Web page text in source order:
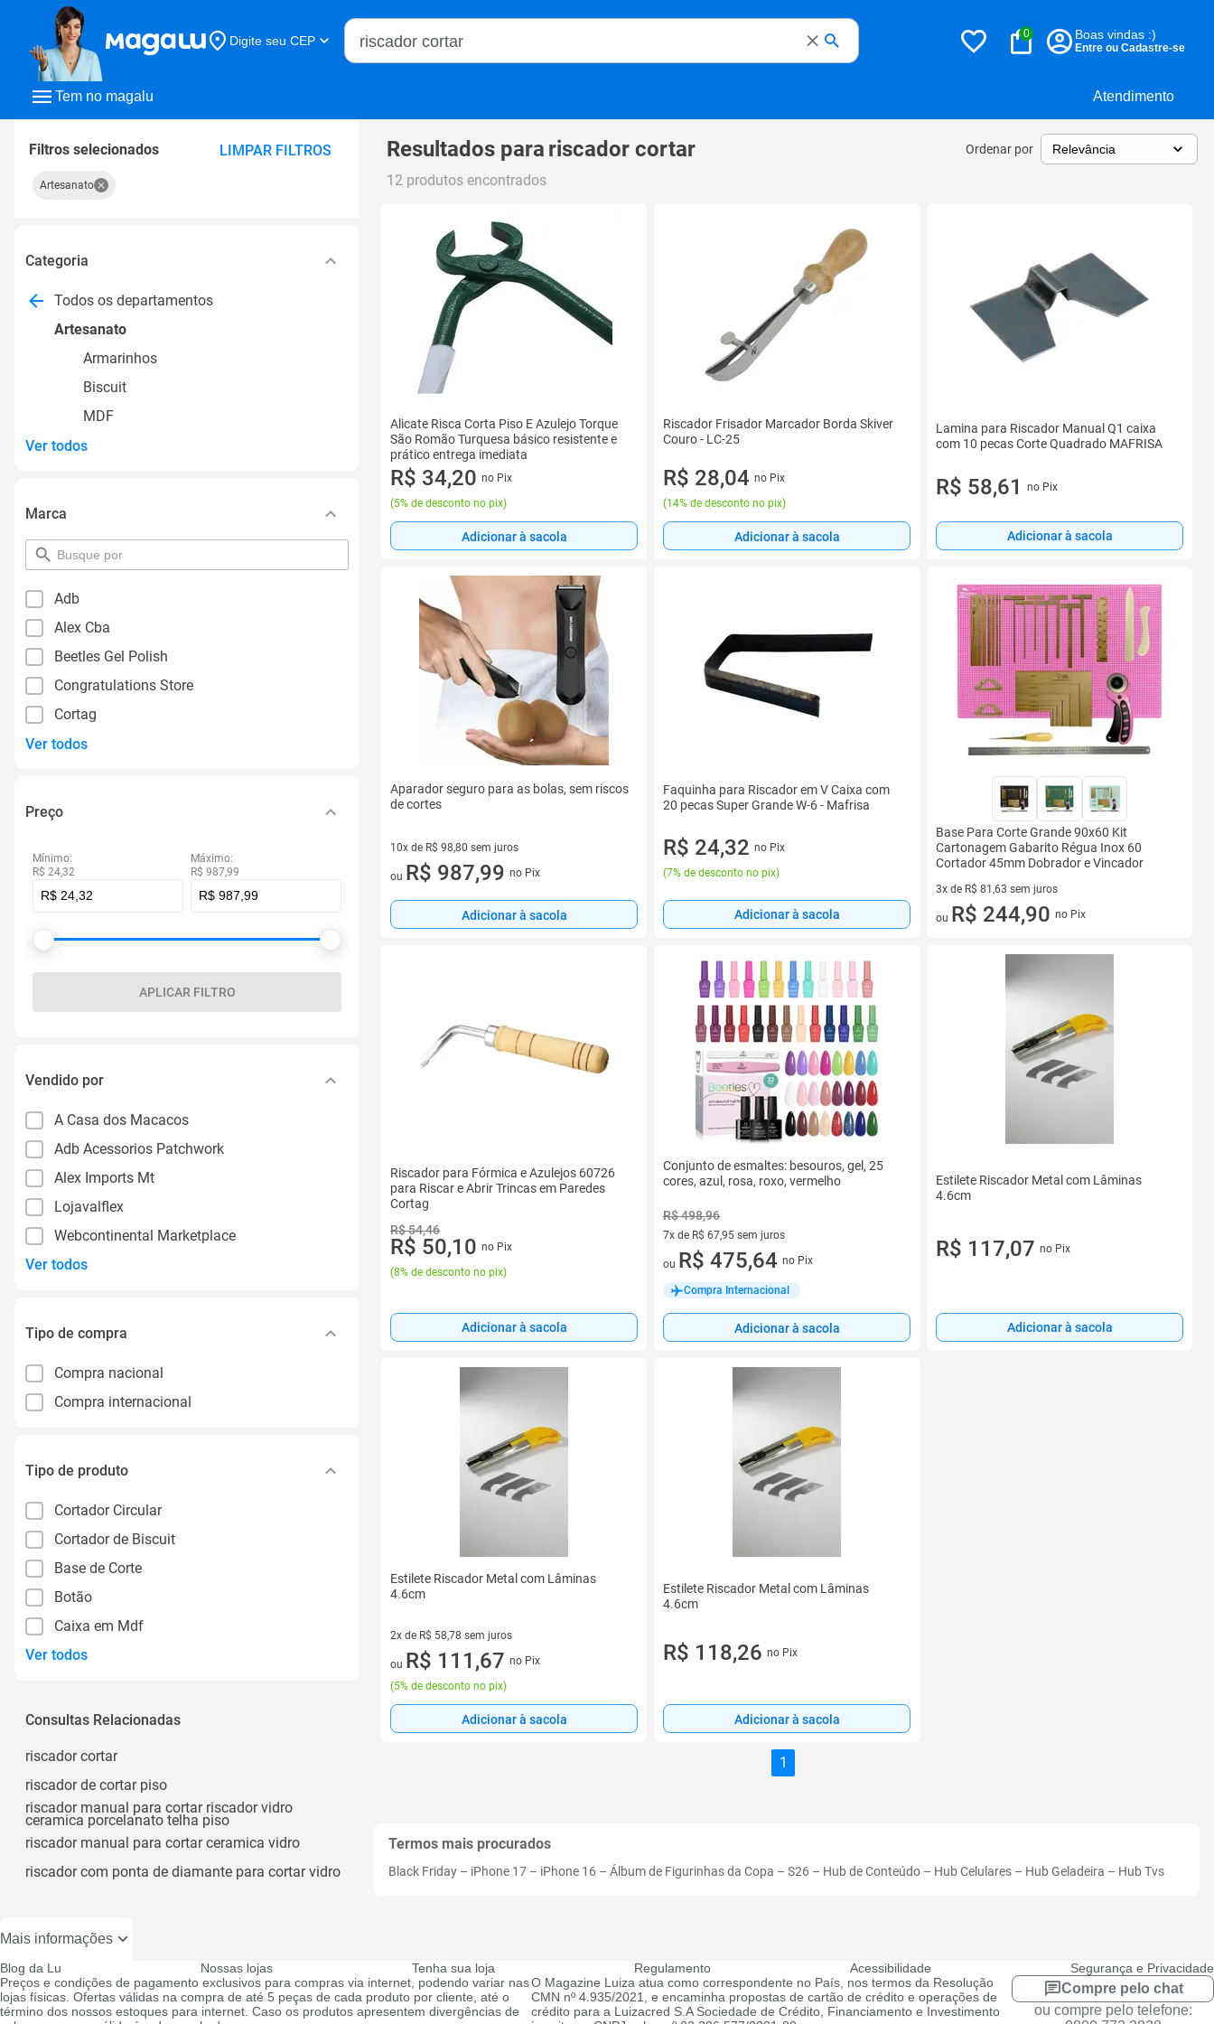
Tem no magalu Atendimento
Digite seu CEP
Buscar no Magalu
0 Boas vindas :)
Entre ou Cadastre-se
Filtros selecionados LIMPAR FILTROS
Artesanato
Categoria
Todos os departamentos
Artesanato
Armarinhos
Biscuit
MDF
Ver todos
Marca
pesquisar
por
Adb
Alex Cba
Beetles Gel Polish
Congratulations Store
Cortag
Ver todos
Preço
Mínimo:
R$ 24,32
Máximo:
R$ 987,99
APLICAR FILTRO
Vendido por
A Casa dos Macacos
Adb Acessorios Patchwork
Alex Imports Mt
Lojavalflex
Webcontinental Marketplace
Ver todos
Tipo de compra
Compra nacional
Compra internacional
Tipo de produto
Cortador Circular
Cortador de Biscuit
Base de Corte
Botão
Caixa em Mdf
Ver todos
Consultas Relacionadas
riscador cortar
riscador de cortar piso
riscador manual para cortar riscador vidro
ceramica porcelanato telha piso
riscador manual para cortar ceramica vidro
riscador com ponta de diamante para cortar vidro
Resultados para riscador cortar Ordenar por
12 produtos encontrados
Alicate Risca Corta Piso E Azulejo Torque
São Romão Turquesa básico resistente e
prático entrega imediata
R$ 34,20 no Pix
(5% de desconto no pix)
Adicionar à sacola
Riscador Frisador Marcador Borda Skiver
Couro - LC-25
R$ 28,04 no Pix
(14% de desconto no pix)
Adicionar à sacola
Lamina para Riscador Manual Q1 caixa
com 10 pecas Corte Quadrado MAFRISA
R$ 58,61 no Pix
Adicionar à sacola
Aparador seguro para as bolas, sem riscos
de cortes
10x de R$ 98,80 sem juros
10 vez de R$ 98,80 sem juros
ou R$ 987,99 no Pix
Adicionar à sacola
Faquinha para Riscador em V Caixa com
20 pecas Super Grande W-6 - Mafrisa
R$ 24,32 no Pix
(7% de desconto no pix)
Adicionar à sacola
Base Para Corte Grande 90x60 Kit
Cartonagem Gabarito Régua Inox 60
Cortador 45mm Dobrador e Vincador
3x de R$ 81,63 sem juros
3 vez de R$ 81,63 sem juros
ou R$ 244,90 no Pix
Riscador para Fórmica e Azulejos 60726
para Riscar e Abrir Trincas em Paredes
Cortag
R$ 54,46
R$ 50,10 no Pix
(8% de desconto no pix)
Adicionar à sacola
Conjunto de esmaltes: besouros, gel, 25
cores, azul, rosa, roxo, vermelho
R$ 498,96
7x de R$ 67,95 sem juros
7 vez de R$ 67,95 sem juros
ou R$ 475,64 no Pix
Compra Internacional
Adicionar à sacola
Estilete Riscador Metal com Lâminas
4.6cm
R$ 117,07 no Pix
Adicionar à sacola
Estilete Riscador Metal com Lâminas
4.6cm
2x de R$ 58,78 sem juros
2 vez de R$ 58,78 sem juros
ou R$ 111,67 no Pix
(5% de desconto no pix)
Adicionar à sacola
Estilete Riscador Metal com Lâminas
4.6cm
R$ 118,26 no Pix
Adicionar à sacola
1
Termos mais procurados
Black Friday – iPhone 17 – iPhone 16 – Álbum de Figurinhas da Copa – S26 – Hub de Conteúdo – Hub Celulares – Hub Geladeira – Hub Tvs
Mais informações
Blog da Lu Nossas lojas Tenha sua loja Regulamento Acessibilidade
Segurança e Privacidade
Preços e condições de pagamento exclusivos para compras via internet, podendo variar nas
lojas físicas. Ofertas válidas na compra de até 5 peças de cada produto por cliente, até o
término dos nossos estoques para internet. Caso os produtos apresentem divergências de
O Magazine Luiza atua como correspondente no País, nos termos da Resolução
CMN nº 4.935/2021, e encaminha propostas de cartão de crédito e operações de
crédito para a Luizacred S.A Sociedade de Crédito, Financiamento e Investimento
Compre pelo chat
ou compre pelo telefone: